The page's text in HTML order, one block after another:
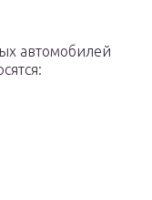
автомобилей